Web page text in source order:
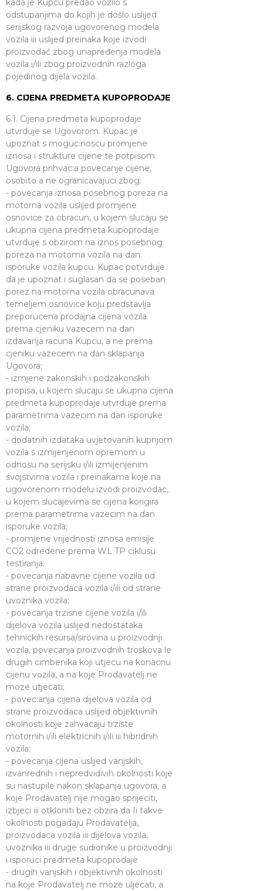
kada je Kupcu predao vozilo s
odstupanjima do kojih je došlo uslijed
serijskog razvoja ugovorenog modela
vozila iii uslijed preinaka koje izvodi
proizvodač zbog unapređenja modela
vozila i/ili zbog proizvodnih razloga
pojedinog dijela vozila.
6. CIJENA PREDMETA KUPOPRODAJE
6.1. Cijena predmeta kupoprodaje
utvrduje se Ugovorom. Kupac je
upoznat s moguc:noscu promjene
iznosa i strukture cijene te potpisom
Ugovora prihvac:a povecanje cijene,
osobito a ne ogranicavajuci zbog:
- povecanja iznosa posebnog poreza na
motorna vozila uslijed promjene
osnovice za obracun, u kojem slucaju se
ukupna cijena predmeta kupoprodaje
utvrduje s obzirom na iznos posebnog
poreza na motoma vozila na dan
isporuke vozila kupcu. Kupac potvrduje
da je upoznat i suglasan da se poseban
porez na motorna vozila obracunava
temeljem osnovice koju predstavlja
preporucena prodajna cijena vozila
prema cjeniku vazecem na dan
izdavanja racuna Kupcu, a ne prema
cjeniku vazecem na dan sklapanja
Ugovora;
- izmjene zakonskih i podzakonskih
propisa, u kojem slucaju se ukupna cijena
predmeta kupoprodaje utvrduje prema
parametrima vazecim na dan isporuke
vozila;
- dodatnih izdataka uvjetovanih kupnjom
vozila s izmijenjenom opremom u
odnosu na serijsku i/ili izmijenjenim
svojstvima vozila i preinakama koje na
ugovorenom modelu izvodi proizvodac,
u kojem slucajevima se cijena korigira
prema parametrima vazecim na dan
isporuke vozila;
- promjene vrijednosti iznosa emisije
CO2 odredene prema WL TP ciklusu
testiranja;
- povecanja nabavne cijene vozila od
strane proizvodaca vozila i/ili od strane
uvoznika vozila;
- povecanja trzisne cijene vozila i/ili
dijelova vozila uslijed nedostataka
tehnickih resursa/sirovina u proizvodnji
vozila, povecanja proizvodnih troskova le
drugih cimbenika koji utjecu na konacnu
cijenu vozila, a na koje Prodavatelj ne
moze utjecati;
- povec:anja cijena dijelova vozila od
strane proizvodaca uslijed objektivnih
okolnosti koje zahvacaju trziste
motornih i/ili elektricnih i/ili iii hibridnih
vozila;
- povecanja cijena uslijed vanjskih,
izvanrednih i nepredvidivih okolnosti koje
su nastupile nakon sklapanja ugovora, a
koje Prodavatelj nije mogao sprijeciti,
izbjeci iii otkloniti bez obzira da Ii takve
okolnosti pogadaju Prodavatelja,
proizvodaca vozila iii dijelova vozila,
uvoznika iii druge sudionike u proizvodnji
i isporuci predmeta kupoprodaje
- drugih vanjskih i objektivnih okolnosti
na koje Prodavatelj ne moze uljecati, a